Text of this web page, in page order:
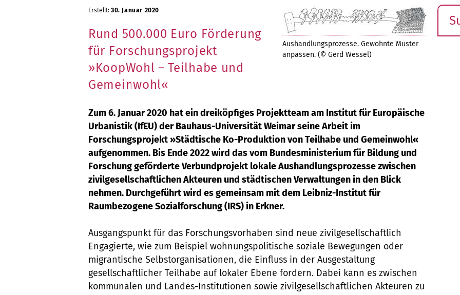
Aushandlungsprozesse. Gewohnte Muster
anpassen. (© Gerd Wessel)
Erstellt: 30. Januar 2020
Rund 500.000 Euro Förderung
für Forschungsprojekt
»KoopWohl – Teilhabe und
Gemeinwohl«
Zum 6. Januar 2020 hat ein dreiköpfiges Projektteam am Institut für Europäische
Urbanistik (IfEU) der Bauhaus-Universität Weimar seine Arbeit im
Forschungsprojekt »Städtische Ko-Produktion von Teilhabe und Gemeinwohl«
aufgenommen. Bis Ende 2022 wird das vom Bundesministerium für Bildung und
Forschung geförderte Verbundprojekt lokale Aushandlungsprozesse zwischen
zivilgesellschaftlichen Akteuren und städtischen Verwaltungen in den Blick
nehmen. Durchgeführt wird es gemeinsam mit dem Leibniz-Institut für
Raumbezogene Sozialforschung (IRS) in Erkner.
Ausgangspunkt für das Forschungsvorhaben sind neue zivilgesellschaftlich
Engagierte, wie zum Beispiel wohnungspolitische soziale Bewegungen oder
migrantische Selbstorganisationen, die Einfluss in der Ausgestaltung
gesellschaftlicher Teilhabe auf lokaler Ebene fordern. Dabei kann es zwischen
kommunalen und Landes-Institutionen sowie zivilgesellschaftlichen Akteuren zu
Suche